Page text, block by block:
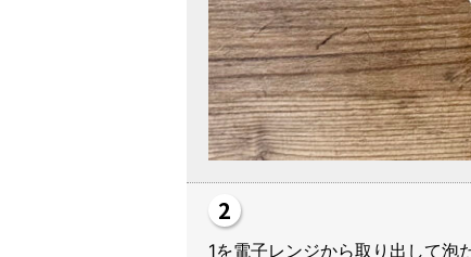
1を電子レンジから取り出して泡